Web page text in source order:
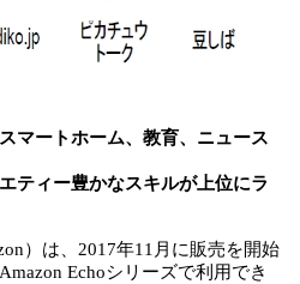
マートホーム、教育、ニュース
ティー豊かなスキルが上位にラ
）は、2017年11月に販売を開始
Echoシリーズで利用でき